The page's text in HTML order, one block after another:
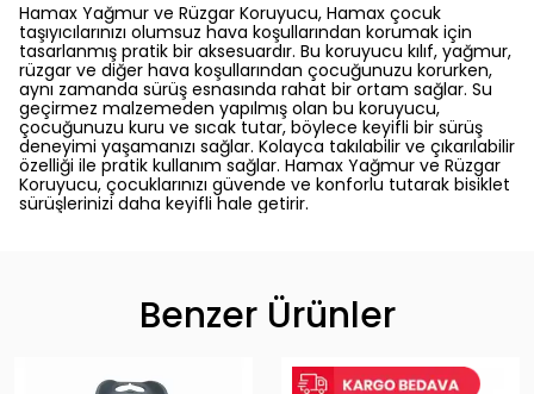
Hamax Yağmur ve Rüzgar Koruyucu, Hamax çocuk
taşıyıcılarınızı olumsuz hava koşullarından korumak için
tasarlanmış pratik bir aksesuardır. Bu koruyucu kılıf, yağmur,
rüzgar ve diğer hava koşullarından çocuğunuzu korurken,
aynı zamanda sürüş esnasında rahat bir ortam sağlar. Su
geçirmez malzemeden yapılmış olan bu koruyucu,
çocuğunuzu kuru ve sıcak tutar, böylece keyifli bir sürüş
deneyimi yaşamanızı sağlar. Kolayca takılabilir ve çıkarılabilir
özelliği ile pratik kullanım sağlar. Hamax Yağmur ve Rüzgar
Koruyucu, çocuklarınızı güvende ve konforlu tutarak bisiklet
sürüşlerinizi daha keyifli hale getirir.
Benzer Ürünler